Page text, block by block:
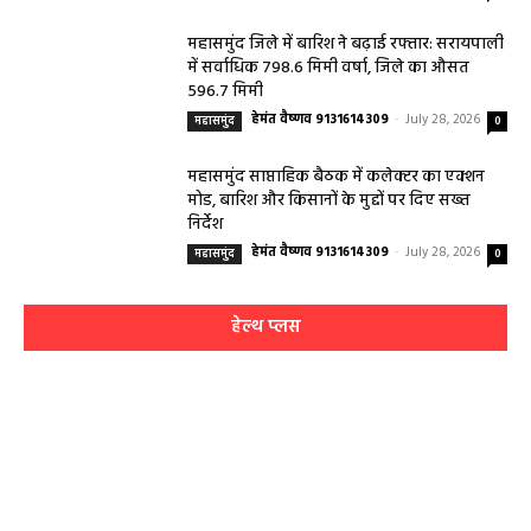
महासमुंद जिले में बारिश ने बढ़ाई रफ्तार: सरायपाली
में सर्वाधिक 798.6 मिमी वर्षा, जिले का औसत
596.7 मिमी
महासमुंद हेमंत वैष्णव 9131614309 - July 28, 2026 0
महासमुंद साप्ताहिक बैठक में कलेक्टर का एक्शन
मोड, बारिश और किसानों के मुद्दों पर दिए सख्त
निर्देश
महासमुंद हेमंत वैष्णव 9131614309 - July 28, 2026 0
हेल्थ प्लस